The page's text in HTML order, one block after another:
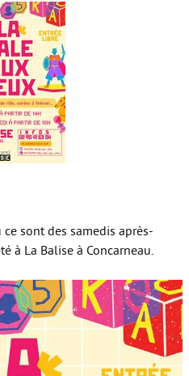
les enfants
handicap
au deuil
famille
couple
ce sont des samedis après-
à La Balise à Concarneau.